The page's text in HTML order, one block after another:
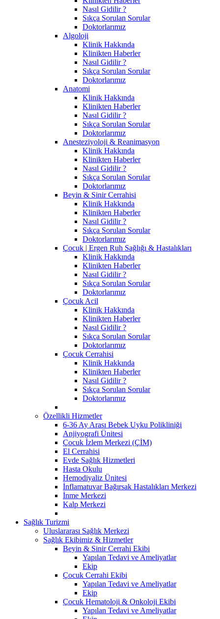
Nasıl Gidilir ?
Sıkça Sorulan Sorular
Doktorlarımız
Algoloji
Klinik Hakkında
Klinikten Haberler
Nasıl Gidilir ?
Sıkça Sorulan Sorular
Doktorlarımız
Anatomi
Klinik Hakkında
Klinikten Haberler
Nasıl Gidilir ?
Sıkça Sorulan Sorular
Doktorlarımız
Anesteziyoloji & Reanimasyon
Klinik Hakkında
Klinikten Haberler
Nasıl Gidilir ?
Sıkça Sorulan Sorular
Doktorlarımız
Beyin & Sinir Cerrahisi
Klinik Hakkında
Klinikten Haberler
Nasıl Gidilir ?
Sıkça Sorulan Sorular
Doktorlarımız
Çocuk | Ergen Ruh Sağlığı & Hastalıkları
Klinik Hakkında
Klinikten Haberler
Nasıl Gidilir ?
Sıkça Sorulan Sorular
Doktorlarımız
Çocuk Acil
Klinik Hakkında
Klinikten Haberler
Nasıl Gidilir ?
Sıkça Sorulan Sorular
Doktorlarımız
Çocuk Cerrahisi
Klinik Hakkında
Klinikten Haberler
Nasıl Gidilir ?
Sıkça Sorulan Sorular
Doktorlarımız
Özellikli Hizmetler
6-36 Ay Arası Bebek Uyku Polikliniği
Anjiyografi Ünitesi
Çocuk İzlem Merkezi (ÇİM)
El Cerrahisi
Evde Sağlık Hizmetleri
Hasta Okulu
Hemodiyaliz Ünitesi
İnflamatuvar Bağırsak Hastalıkları Merkezi
İnme Merkezi
Kalp Merkezi
Sağlık Turizmi
Uluslararası Sağlık Merkezi
Sağlık Ekibimiz & Hizmetler
Beyin & Sinir Cerrahi Ekibi
Yapılan Tedavi ve Ameliyatlar
Ekip
Çocuk Cerrahi Ekibi
Yapılan Tedavi ve Ameliyatlar
Ekip
Çocuk Hematoloji & Onkoloji Ekibi
Yapılan Tedavi ve Ameliyatlar